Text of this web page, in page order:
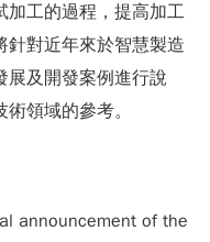
加工的過程，提高加工
針對近年來於智慧製造
展及開發案例進行說
領域的參考。
announcement of the